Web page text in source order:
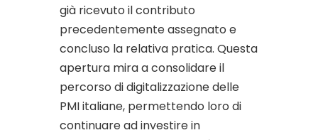
già ricevuto il contributo
precedentemente assegnato e
concluso la relativa pratica. Questa
apertura mira a consolidare il
percorso di digitalizzazione delle
PMI italiane, permettendo loro di
continuare ad investire in